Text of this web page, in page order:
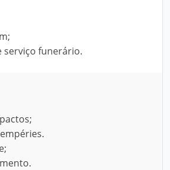
serviço funerário.